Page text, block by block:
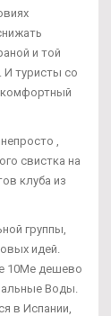
и той
И туристы со
комфортный
,
свистка на
клуба из
группы,
идей.
10Me дешево
Воды.
в Испании,